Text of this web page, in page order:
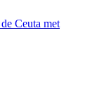
Ceuta met